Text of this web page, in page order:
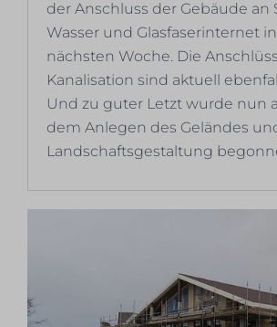
der Anschluss der Gebäude an
Wasser und Glasfaserinternet
nächsten Woche. Die
Kanalisation sind aktuell
Und zu guter Letzt wurde nun
dem Anlegen des Geländes
Landschaftsgestaltung